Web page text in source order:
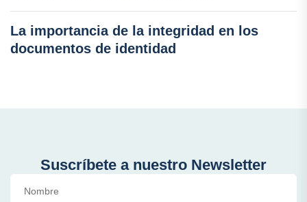
La importancia de la integridad en los
documentos de identidad
Suscríbete a nuestro Newsletter